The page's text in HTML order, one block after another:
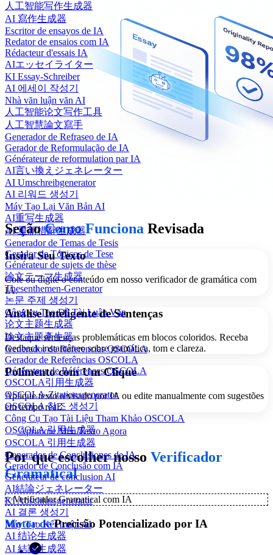
人工智能写作生成器
AI 寫作生成器
Escritor de ensayos de IA
Redator de ensaios com IA
Rédacteur d'essais IA
AIエッセイライター
KI Essay-Schreiber
AI 에세이 작성기
Nhà văn luận văn AI
人工智能论文写作工具
人工智慧論文寫手
Generador de Refraseo de IA
Gerador de Reformulação de IA
Générateur de reformulation par IA
AI言い換えジェネレーター
AI Umschreibgenerator
AI 리워드 생성기
Máy Tạo Lại Văn Bản AI
AI重写生成器
AI 重新措辭生成器
Generador de Temas de Tesis
Gerador de Tópicos de Tese
Générateur de sujets de thèse
論文テーマ生成器
Thesenthemen-Generator
논문 주제 생성기
Công cụ Tạo Đề Tài Luận Văn
论文主题生成器
論文主題產生器
Generador de Referencias OSCOLA
Gerador de Referências OSCOLA
Générateur de Références OSCOLA
OSCOLA引用生成器
OSCOLA-Zitationsgenerator
OSCOLA 참조 생성기
Công Cụ Tạo Tài Liệu Tham Khảo OSCOLA
OSCOLA 引用生成器
OSCOLA 引用生成器
Generador de Conclusiones de IA
Gerador de Conclusão com IA
Générateur de conclusion AI
AI結論ジェネレーター
KI Abschlussgenerator
AI 결론 생성기
Máy Tạo Kết Luận AI
AI 结论生成器
AI 結論生成器
SeçãoComo Funciona Revisada
Insira Seu Texto
Cole ou digite o conteúdo em nosso verificador de gramática com
IA.
Análise Inteligente de Sentenças
Destaque sentenças problemáticas em blocos coloridos. Receba
feedback instantâneo sobre gramática, tom e clareza.
Polimento com Um Clique
Aplique texto revisado por IA ou edite manualmente com sugestões
em tempo real.
Aprimore Meu Texto Agora
Por que escolher nosso Verificador
Gramatical
✨Verificador Gramatical com IA
Motor dePrecisão Potencializado por IA